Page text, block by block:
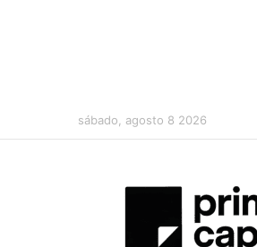
sábado, agosto 8 2026